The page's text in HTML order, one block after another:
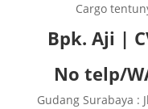
Cargo
Bpk. Aji |
No telp/
Gudang Surabaya :